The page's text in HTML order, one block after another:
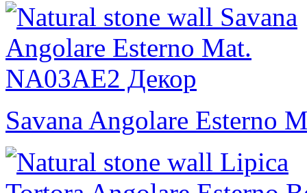
Savana Angolare Esterno